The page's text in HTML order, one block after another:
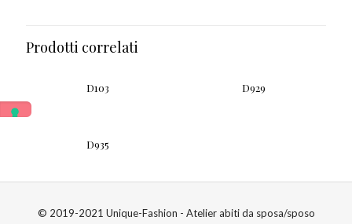
Prodotti correlati
D103 D929
D935
© 2019-2021 Unique-Fashion - Atelier abiti da sposa/sposo